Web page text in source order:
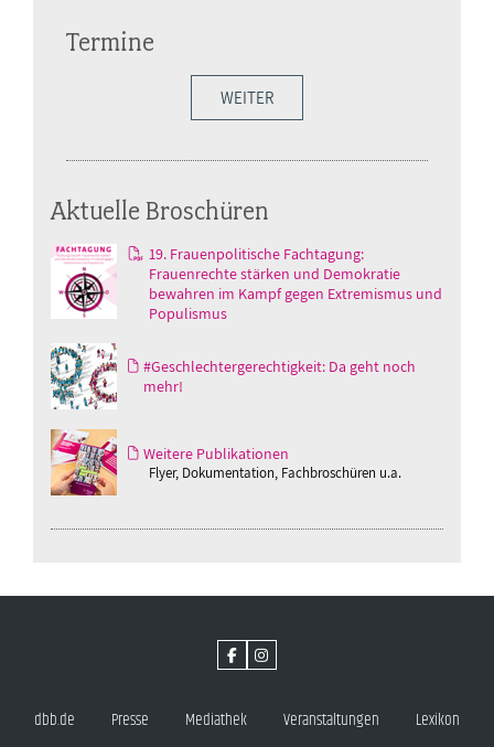
Termine
WEITER
Aktuelle Broschüren
19. Frauenpolitische Fachtagung:
Frauenrechte stärken und Demokratie
bewahren im Kampf gegen Extremismus und
Populismus
#Geschlechtergerechtigkeit: Da geht noch
mehr!
Weitere Publikationen
Flyer, Dokumentation, Fachbroschüren u.a.
dbb.de Presse Mediathek Veranstaltungen Lexikon